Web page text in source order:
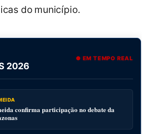
do município.
2026
● EM TEMPO REAL
confirma participação no debate da